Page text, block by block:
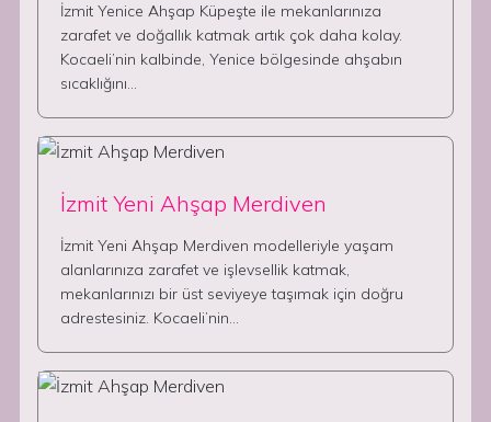
İzmit Yenice Ahşap Küpeşte ile mekanlarınıza
zarafet ve doğallık katmak artık çok daha kolay.
Kocaeli’nin kalbinde, Yenice bölgesinde ahşabın
sıcaklığını…
İzmit Yeni Ahşap Merdiven
İzmit Yeni Ahşap Merdiven modelleriyle yaşam
alanlarınıza zarafet ve işlevsellik katmak,
mekanlarınızı bir üst seviyeye taşımak için doğru
adrestesiniz. Kocaeli’nin…